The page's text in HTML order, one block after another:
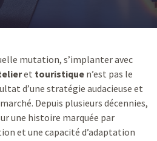
mutation, s’implanter avec
et touristiquen’est pas le
d’une stratégie audacieuse et
Depuis plusieurs décennies,
une histoire marquée par
et une capacité d’adaptation